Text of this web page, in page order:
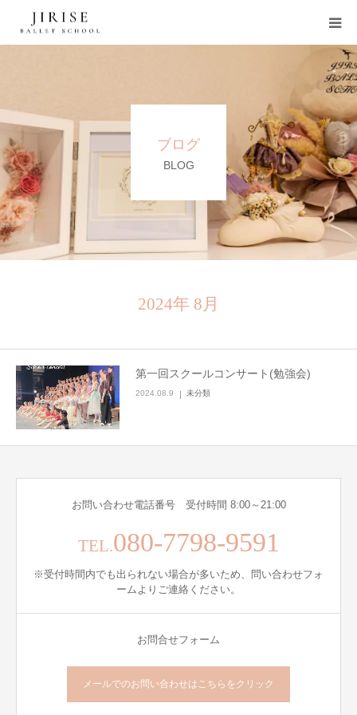
ブログ
BLOG
2024年 8月
第一回スクールコンサート(勉強会)
2024.08.9 未分類
お問い合わせ電話番号 受付時間 8:00～21:00
TEL.080-7798-9591
※受付時間内でも出られない場合が多いため、問い合わせフォ
ームよりご連絡ください。
お問合せフォーム
メールでのお問い合わせはこちらをクリック
講師紹介
入会体験案内
ブログ